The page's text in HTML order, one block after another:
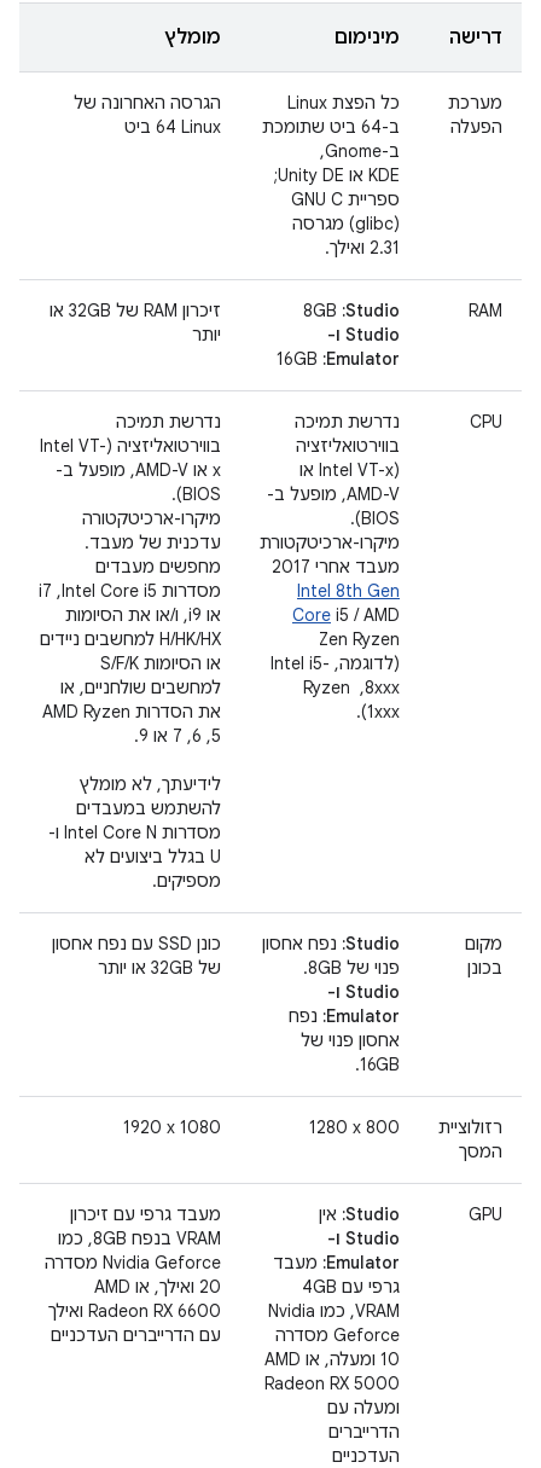
דרישה מינימום מומלץ
מערכת
הפעלה
כל הפצת Linux
ב-64 ביט שתומכת
ב-Gnome,‏
KDE או Unity DE;
(glibc) מגרסה
2.31 ואילך.
הגרסה האחרונה של
Linux‏ 64 ביט
RAM
Studio:
Studio ו-
Emulator:
זיכרון RAM של 32GB או
יותר
CPU
נדרשת תמיכה
בווירטואליזציה
(Intel VT-x או
AMD-V, מופעל ב-
BIOS).
מיקרו-ארכיטקטורת
מעבד אחרי 2017
Intel 8th Gen
Core i5 / AMD
Zen Ryzen
(לדוגמה, Intel i5-
8xxx, ‏ Ryzen
1xxx).
נדרשת תמיכה
בווירטואליזציה (Intel VT-
x או AMD-V, מופעל ב-
BIOS).
מיקרו-ארכיטקטורה
עדכנית של מעבד.
מחפשים מעבדים
מסדרות Intel Core i5,‏ i7
או i9, ו/או את הסיומות
H/HK/HX למחשבים ניידים
או הסיומות S/F/K
למחשבים שולחניים, או
את הסדרות AMD Ryzen
5,‏ 6,‏ 7 או 9.
לידיעתך, לא מומלץ
להשתמש במעבדים
מסדרות Intel Core N ו-
U בגלל ביצועים לא
מספיקים.
מקום
בכונן
Studio: נפח אחסון
פנוי של 8GB. ‫
Studio ו-
Emulator: נפח
אחסון פנוי של
16GB.
כונן SSD עם נפח אחסון
של 32GB או יותר
רזולוציית
המסך
‎1280 x 800
‎1920 x 1080
GPU
Studio: אין
Studio ו-
Emulator: מעבד
גרפי עם 4GB
VRAM, כמו Nvidia
Geforce מסדרה
10 ומעלה, או AMD
Radeon RX 5000
ומעלה עם
הדרייברים
העדכניים
מעבד גרפי עם זיכרון
VRAM בנפח 8GB, כמו
Nvidia Geforce מסדרה
20 ואילך, או AMD
Radeon RX 6600 ואילך
עם הדרייברים העדכניים